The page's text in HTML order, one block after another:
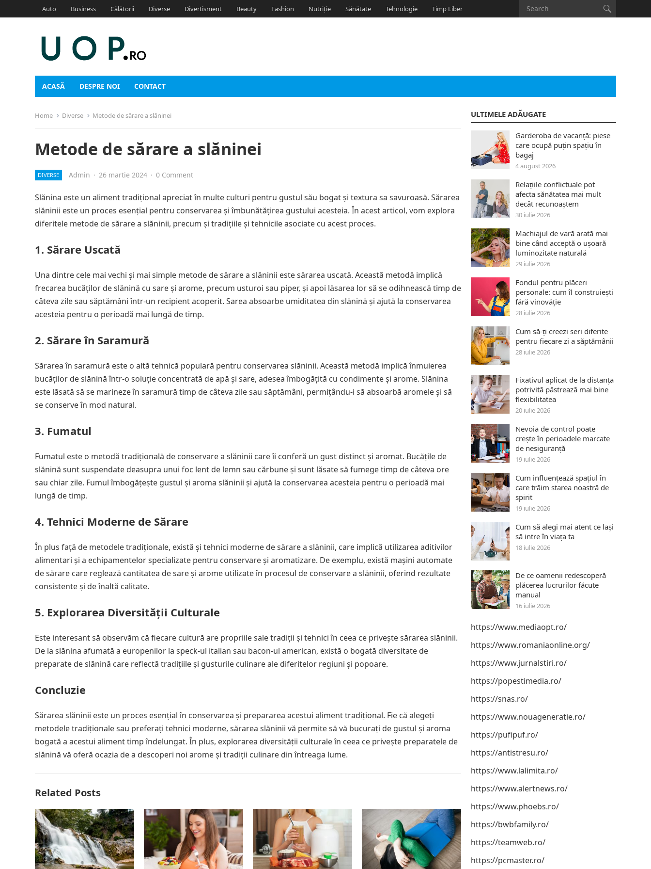
Auto Business Călătorii Diverse Divertisment Beauty Fashion Nutriție Sănătate Tehnologie Timp Liber
ACASĂ DESPRE NOI CONTACT
Home Diverse Metode de sărare a slăninei
Metode de sărare a slăninei
DIVERSE Admin · 26 martie 2024 · 0 Comment
Slănina este un aliment tradițional apreciat în multe culturi pentru gustul său bogat și textura sa savuroasă. Sărarea
slăninii este un proces esențial pentru conservarea și îmbunătățirea gustului acesteia. În acest articol, vom explora
diferitele metode de sărare a slăninii, precum și tradițiile și tehnicile asociate cu acest proces.
1. Sărare Uscată
Una dintre cele mai vechi și mai simple metode de sărare a slăninii este sărarea uscată. Această metodă implică
frecarea bucăților de slănină cu sare și arome, precum usturoi sau piper, și apoi lăsarea lor să se odihnească timp de
câteva zile sau săptămâni într-un recipient acoperit. Sarea absoarbe umiditatea din slănină și ajută la conservarea
acesteia pentru o perioadă mai lungă de timp.
2. Sărare în Saramură
Sărarea în saramură este o altă tehnică populară pentru conservarea slăninii. Această metodă implică înmuierea
bucăților de slănină într-o soluție concentrată de apă și sare, adesea îmbogățită cu condimente și arome. Slănina
este lăsată să se marineze în saramură timp de câteva zile sau săptămâni, permițându-i să absoarbă aromele și să
se conserve în mod natural.
3. Fumatul
Fumatul este o metodă tradițională de conservare a slăninii care îi conferă un gust distinct și aromat. Bucățile de
slănină sunt suspendate deasupra unui foc lent de lemn sau cărbune și sunt lăsate să fumege timp de câteva ore
sau chiar zile. Fumul îmbogățește gustul și aroma slăninii și ajută la conservarea acesteia pentru o perioadă mai
lungă de timp.
4. Tehnici Moderne de Sărare
În plus față de metodele tradiționale, există și tehnici moderne de sărare a slăninii, care implică utilizarea aditivilor
alimentari și a echipamentelor specializate pentru conservare și aromatizare. De exemplu, există mașini automate
de sărare care reglează cantitatea de sare și arome utilizate în procesul de conservare a slăninii, oferind rezultate
consistente și de înaltă calitate.
5. Explorarea Diversității Culturale
Este interesant să observăm că fiecare cultură are propriile sale tradiții și tehnici în ceea ce privește sărarea slăninii.
De la slănina afumată a europenilor la speck-ul italian sau bacon-ul american, există o bogată diversitate de
preparate de slănină care reflectă tradițiile și gusturile culinare ale diferitelor regiuni și popoare.
Concluzie
Sărarea slăninii este un proces esențial în conservarea și prepararea acestui aliment tradițional. Fie că alegeți
metodele tradiționale sau preferați tehnici moderne, sărarea slăninii vă permite să vă bucurați de gustul și aroma
bogată a acestui aliment timp îndelungat. În plus, explorarea diversității culturale în ceea ce privește preparatele de
slănină vă oferă ocazia de a descoperi noi arome și tradiții culinare din întreaga lume.
Related Posts
ULTIMELE ADĂUGATE
Garderoba de vacanță: piese
care ocupă puțin spațiu în
bagaj
4 august 2026
Relațiile conflictuale pot
afecta sănătatea mai mult
decât recunoaștem
30 iulie 2026
Machiajul de vară arată mai
bine când acceptă o ușoară
luminozitate naturală
29 iulie 2026
Fondul pentru plăceri
personale: cum îl construiești
fără vinovăție
28 iulie 2026
Cum să-ți creezi seri diferite
pentru fiecare zi a săptămânii
28 iulie 2026
Fixativul aplicat de la distanța
potrivită păstrează mai bine
flexibilitatea
20 iulie 2026
Nevoia de control poate
crește în perioadele marcate
de nesiguranță
19 iulie 2026
Cum influențează spațiul în
care trăim starea noastră de
spirit
19 iulie 2026
Cum să alegi mai atent ce lași
să intre în viața ta
18 iulie 2026
De ce oamenii redescoperă
plăcerea lucrurilor făcute
manual
16 iulie 2026
https://www.mediaopt.ro/
https://www.romaniaonline.org/
https://www.jurnalstiri.ro/
https://popestimedia.ro/
https://snas.ro/
https://www.nouageneratie.ro/
https://pufipuf.ro/
https://antistresu.ro/
https://www.lalimita.ro/
https://www.alertnews.ro/
https://www.phoebs.ro/
https://bwbfamily.ro/
https://teamweb.ro/
https://pcmaster.ro/